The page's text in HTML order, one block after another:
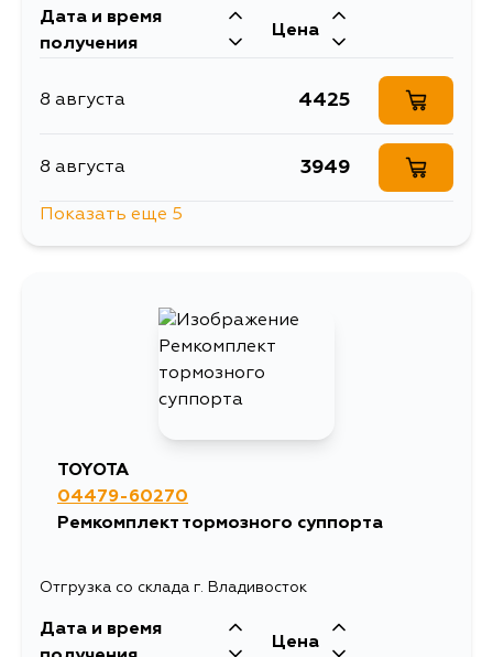
Дата и время
получения
Цена
8 августа 4425
8 августа 3949
3949
19 августа
Показать еще 5
TOYOTA
04479-60270
Ремкомплект тормозного суппорта
Отгрузка со склада г. Владивосток
Дата и время
Цена